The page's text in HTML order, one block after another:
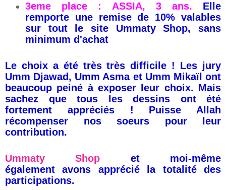
3eme place : ASSIA, 3 ans. Elle
remporte une remise de 10% valables
sur tout le site Ummaty Shop, sans
minimum d'achat
Le choix a été très très difficile ! Les jury
Umm Djawad, Umm Asma et Umm Mikaïl ont
beaucoup peiné à exposer leur choix. Mais
sachez que tous les dessins ont été
fortement appréciés ! Puisse Allah
récompenser nos soeurs pour leur
contribution.
Ummaty Shop et moi-même
également avons apprécié la totalité des
participations.